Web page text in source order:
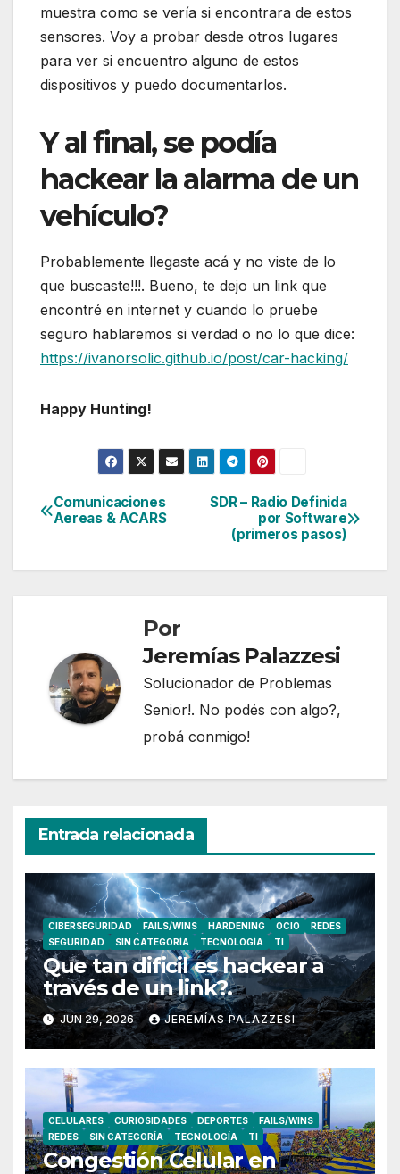
muestra como se vería si encontrara de estos
sensores. Voy a probar desde otros lugares
para ver si encuentro alguno de estos
dispositivos y puedo documentarlos.
Y al final, se podía
hackear la alarma de un
vehículo?
Probablemente llegaste acá y no viste de lo
que buscaste!!!. Bueno, te dejo un link que
encontré en internet y cuando lo pruebe
seguro hablaremos si verdad o no lo que dice:
https://ivanorsolic.github.io/post/car-hacking/
Happy Hunting!
Navegación
SDR – Radio Definida
por Software
(primeros pasos)
Comunicaciones
Aereas & ACARS
Por
Jeremías Palazzesi
Solucionador de Problemas
Senior!. No podés con algo?,
probá conmigo!
Entrada relacionada
CIBERSEGURIDAD FAILS/WINS HARDENING OCIO
REDES
SEGURIDAD
SIN CATEGORÍA TECNOLOGÍA TI
Que tan dificil es hackear a
través de un link?.
JUN 29, 2026 JEREMÍAS PALAZZESI
CELULARES CURIOSIDADES DEPORTES
FAILS/WINS
REDES
SIN CATEGORÍA TECNOLOGÍA TI
Congestión Celular en